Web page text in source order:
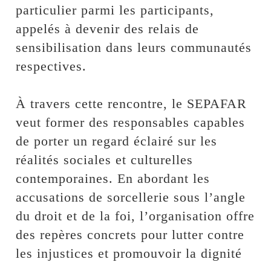
particulier parmi les participants,
appelés à devenir des relais de
sensibilisation dans leurs communautés
respectives.
‎À travers cette rencontre, le SEPAFAR
veut former des responsables capables
de porter un regard éclairé sur les
réalités sociales et culturelles
contemporaines. En abordant les
accusations de sorcellerie sous l’angle
du droit et de la foi, l’organisation offre
des repères concrets pour lutter contre
les injustices et promouvoir la dignité